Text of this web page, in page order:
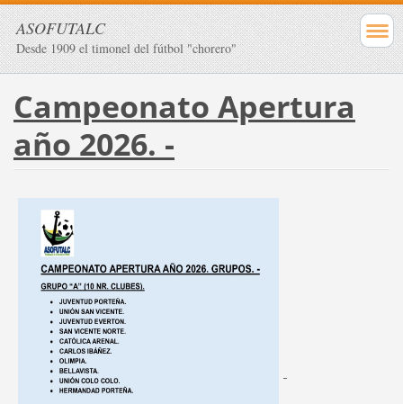
ASOFUTALC
Desde 1909 el timonel del fútbol "chorero"
Campeonato Apertura
año 2026. -